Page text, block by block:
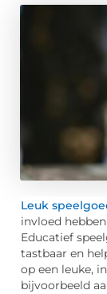
Leuk
invloed
Educatief
tastbaar en
op een leuke,
bijvoorbeeld